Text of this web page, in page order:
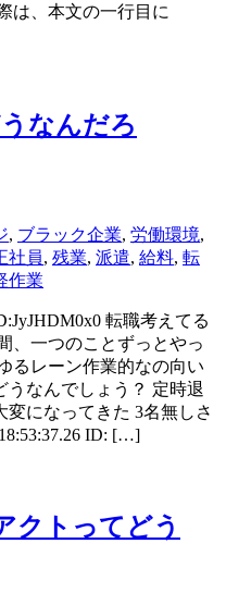
は、本文の一行目に
なんだろ
, ブラック企業, 労働環境,
社員, 残業, 派遣, 給料, 転
作業
転職考えてる
、一つのことずっとやっ
るレーン作業的なの向い
なんでしょう？ 定時退
になってきた 3名無しさ
ID: […]
クトってどう